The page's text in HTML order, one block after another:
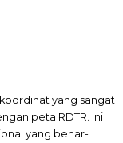
yang sangat
peta RDTR. Ini
yang benar-